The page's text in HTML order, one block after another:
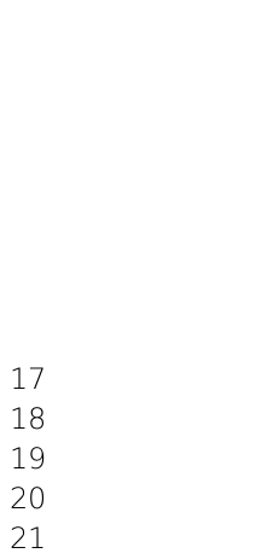
17
18
19
20
21